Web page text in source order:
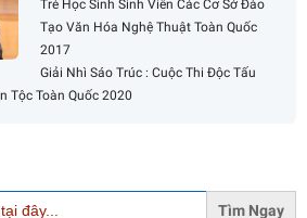
Trẻ Học Sinh Sinh Viên Các Cơ Sở Đào
Tạo Văn Hóa Nghệ Thuật Toàn Quốc
2017
Giải Nhì Sáo Trúc : Cuộc Thi Độc Tấu
Tộc Toàn Quốc 2020